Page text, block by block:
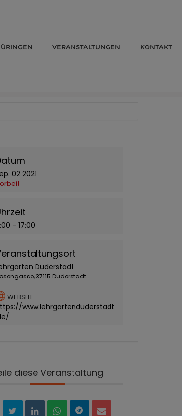
VERANSTALTUNGEN KONTAKT
02 2021
- 17:00
Duderstadt
37115 Duderstadt
WEBSITE
www.lehrgartenduderstadt
diese Veranstaltung